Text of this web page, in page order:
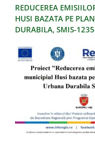
REDUCEREA
HUSI BAZATA PE
DURABILA, SMIS-